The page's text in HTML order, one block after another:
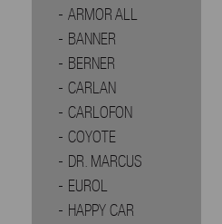
ARMOR ALL
BANNER
BERNER
CARLAN
CARLOFON
COYOTE
DR. MARCUS
EUROL
HAPPY CAR